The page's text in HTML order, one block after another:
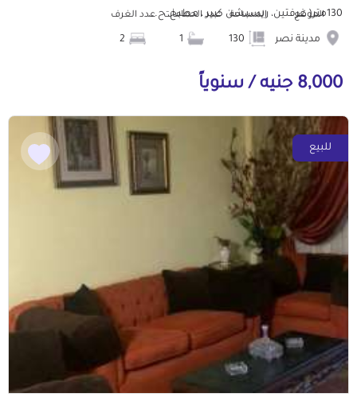
130متر( غرفتين، ريسبشن كبير ، مطبخ، ح... الموقع
مدينة نصر
المساحة عدد الحمامات عدد الغرف
8,000 جنيه / سنوياً
للبيع